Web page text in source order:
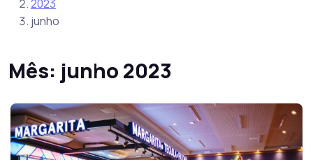
2023
junho
Mês: junho 2023